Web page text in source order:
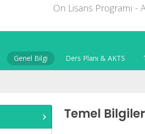
Ön Lisans Programı -
Genel Bilgi Ders Planı & AKTS
Temel Bilgiler